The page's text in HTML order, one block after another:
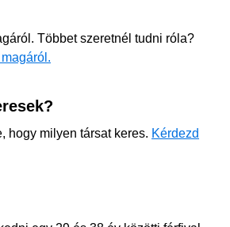
Többet szeretnél tudni róla?
hogy milyen társat keres. Kérdezd